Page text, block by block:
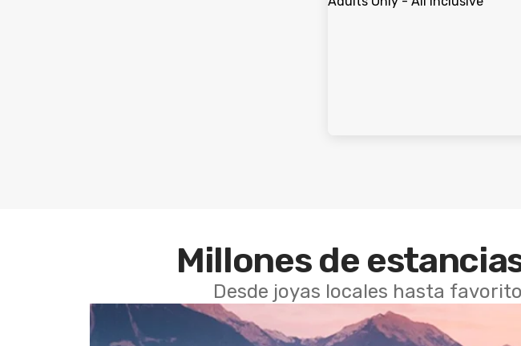
Millones de
Desde joyas locales hasta